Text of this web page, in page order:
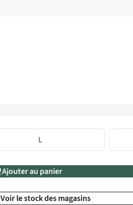
L
Ajouter au panier
Voir le stock des magasins